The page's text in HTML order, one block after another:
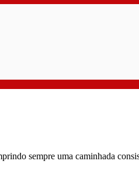
sempre uma caminhada